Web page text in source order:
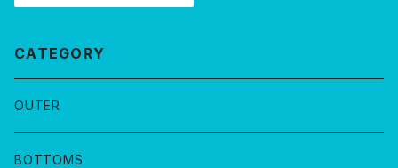
CATEGORY
OUTER
BOTTOMS